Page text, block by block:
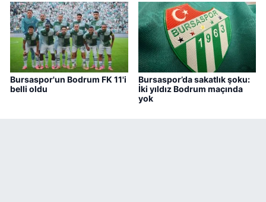
Bursaspor'un Bodrum FK 11'i
belli oldu
Bursaspor’da sakatlık şoku:
İki yıldız Bodrum maçında
yok